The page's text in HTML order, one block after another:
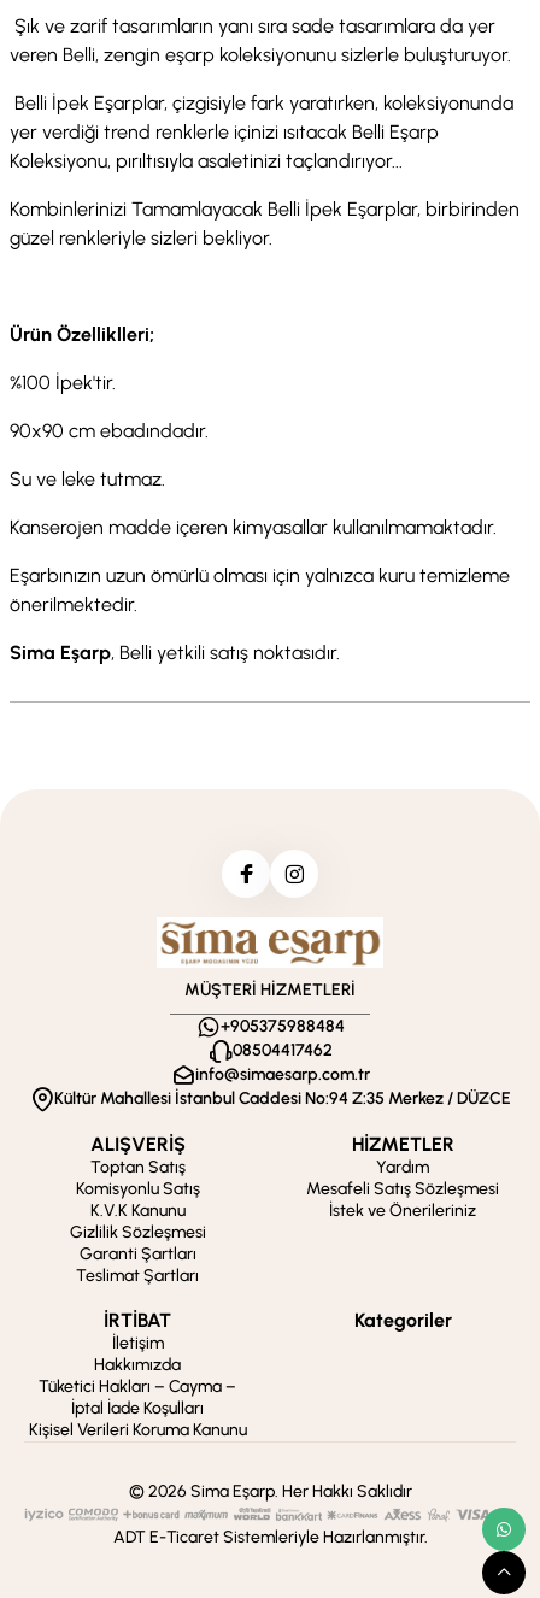
Şık ve zarif tasarımların yanı sıra sade tasarımlara da yer
veren Belli, zengin eşarp koleksiyonunu sizlerle buluşturuyor.
Belli İpek Eşarplar, çizgisiyle fark yaratırken, koleksiyonunda
yer verdiği trend renklerle içinizi ısıtacak Belli Eşarp
Koleksiyonu, pırıltısıyla asaletinizi taçlandırıyor...
Kombinlerinizi Tamamlayacak Belli İpek Eşarplar, birbirinden
güzel renkleriyle sizleri bekliyor.
Ürün Özelliklleri;
%100 İpek'tir.
90x90 cm ebadındadır.
Su ve leke tutmaz.
Kanserojen madde içeren kimyasallar kullanılmamaktadır.
Eşarbınızın uzun ömürlü olması için yalnızca kuru temizleme
önerilmektedir.
Sima Eşarp, Belli yetkili satış noktasıdır.
MÜŞTERİ HİZMETLERİ
+905375988484
08504417462
info@simaesarp.com.tr
Kültür Mahallesi İstanbul Caddesi No:94 Z:35 Merkez / DÜZCE
ALIŞVERİŞ
Toptan Satış
Komisyonlu Satış
K.V.K Kanunu
Gizlilik Sözleşmesi
Garanti Şartları
Teslimat Şartları
HİZMETLER
Yardım
Mesafeli Satış Sözleşmesi
İstek ve Önerileriniz
İRTİBAT
İletişim
Hakkımızda
Tüketici Hakları – Cayma –
İptal İade Koşulları
Kişisel Verileri Koruma Kanunu
Kategoriler
© 2026 Sima Eşarp. Her Hakkı Saklıdır
ADT E-Ticaret Sistemleriyle Hazırlanmıştır.